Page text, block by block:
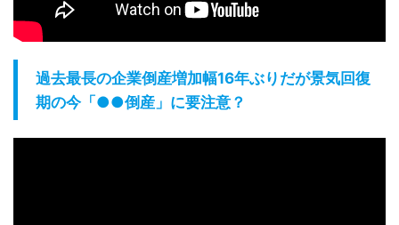
過去最長の企業倒産増加幅16年ぶりだが景気回復
期の今「●●倒産」に要注意？